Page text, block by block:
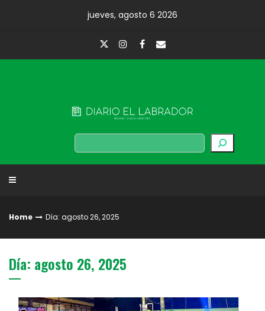
jueves, agosto 6 2026
Buscar
Home Día: agosto 26, 2025
Día: agosto 26, 2025